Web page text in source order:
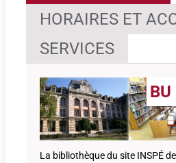
HORAIRES ET
SERVICES
La bibliothèque du site INSPÉ